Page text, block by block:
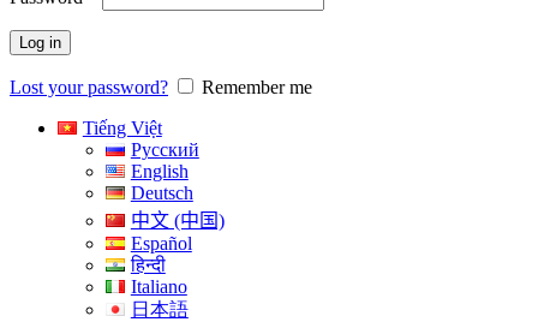
buộc
Log in
Lost your password?
Remember me
Tiếng Việt
Русский
English
Deutsch
中文 (中国)
Español
हिन्दी
Italiano
日本語